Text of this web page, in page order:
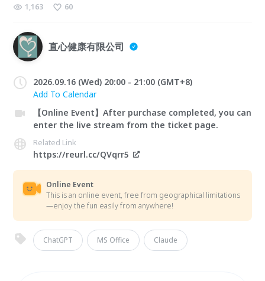
1,163 60
直心健康有限公司
2026.09.16 (Wed) 20:00 - 21:00 (GMT+8)
Add To Calendar
【Online Event】After purchase completed, you can
enter the live stream from the ticket page.
Related Link
https://reurl.cc/QVqrr5
Online Event
This is an online event, free from geographical limitations
—enjoy the fun easily from anywhere!
ChatGPT MS Office Claude